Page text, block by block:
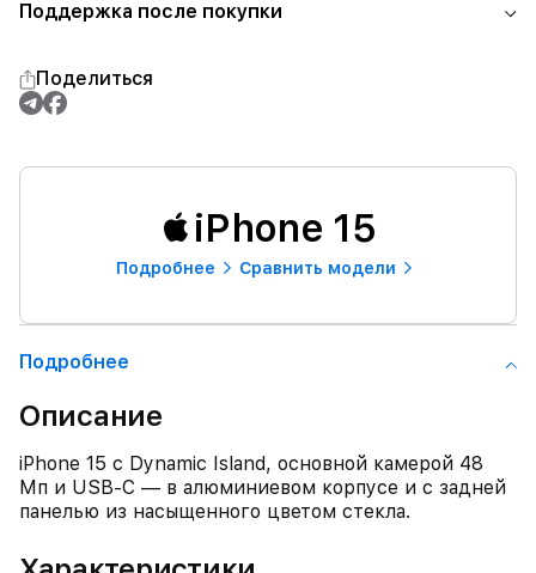
Поддержка после покупки
Поделиться
iPhone 15
Подробнее Сравнить модели
Подробнее
Описание
iPhone 15 с Dynamic Island, основной камерой 48
Мп и USB‑C — в алюминиевом корпусе и с задней
панелью из насыщенного цветом стекла.